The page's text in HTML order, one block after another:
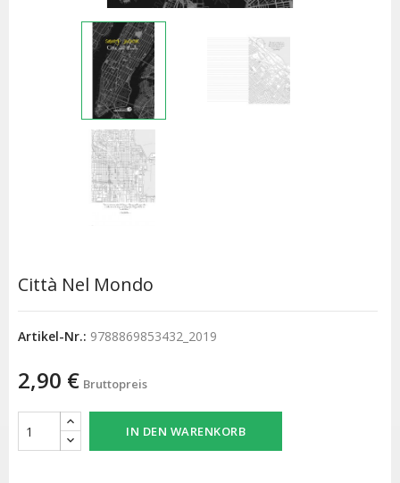
Città Nel Mondo
Artikel-Nr.: 9788869853432_2019
2,90 € Bruttopreis
IN DEN WARENKORB